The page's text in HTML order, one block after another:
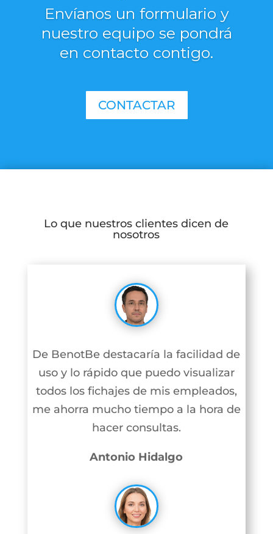
Envíanos un formulario y
nuestro equipo se pondrá
en contacto contigo.
CONTACTAR
Lo que nuestros clientes dicen de
nosotros
De BenotBe destacaría la facilidad de
uso y lo rápido que puedo visualizar
todos los fichajes de mis empleados,
me ahorra mucho tiempo a la hora de
hacer consultas.
Antonio Hidalgo